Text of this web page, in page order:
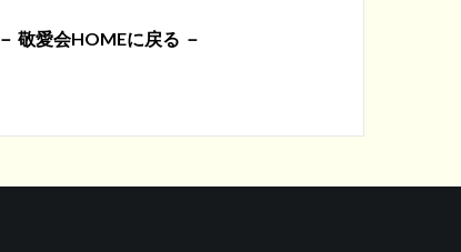
－ 敬愛会HOMEに戻る －